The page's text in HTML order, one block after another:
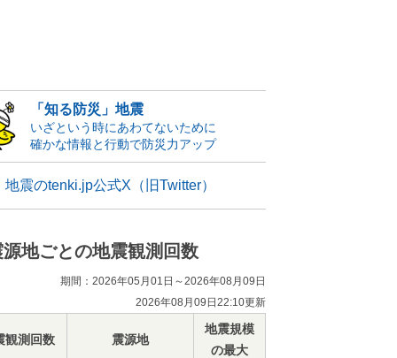
「知る防災」地震
いざという時にあわてないために
確かな情報と行動で防災力アップ
地震のtenki.jp公式X（旧Twitter）
源地ごとの地震観測回数
期間：2026年05月01日～2026年08月09日
2026年08月09日22:10更新
観測回数 震源地
地震規模
の最大